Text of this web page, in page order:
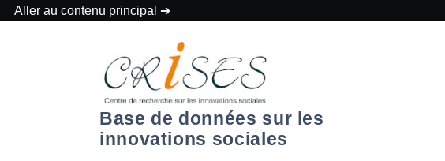
Aller au contenu principal
Base de données sur les
innovations sociales